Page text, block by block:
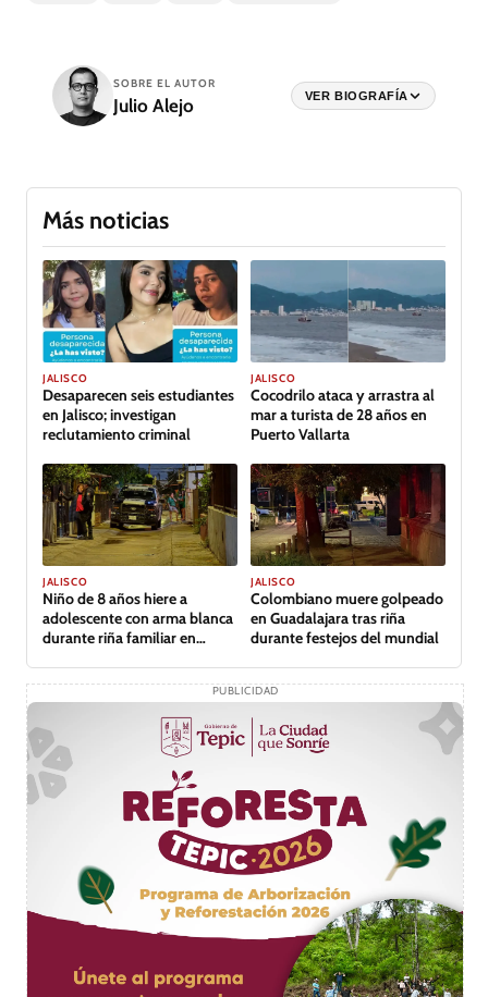
SOBRE EL AUTOR
Julio Alejo VER BIOGRAFÍA
Más noticias
JALISCO
Desaparecen seis estudiantes
en Jalisco; investigan
reclutamiento criminal
JALISCO
Cocodrilo ataca y arrastra al
mar a turista de 28 años en
Puerto Vallarta
JALISCO
Niño de 8 años hiere a
adolescente con arma blanca
durante riña familiar en
JALISCO
Colombiano muere golpeado
en Guadalajara tras riña
durante festejos del mundial
PUBLICIDAD